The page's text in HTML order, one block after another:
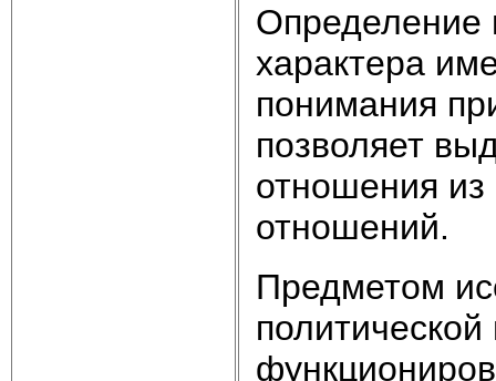
Определение
характера
понимания
позволяет
отношения
отношений.
Предметом